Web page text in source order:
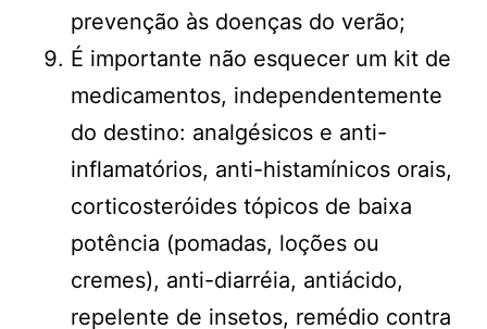
prevenção às doenças do verão;
É importante não esquecer um kit de
medicamentos, independentemente
do destino: analgésicos e anti-
inflamatórios, anti-histamínicos orais,
corticosteróides tópicos de baixa
potência (pomadas, loções ou
cremes), anti-diarréia, antiácido,
repelente de insetos, remédio contra